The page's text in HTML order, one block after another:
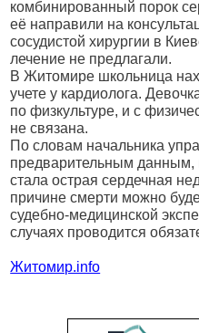
комбинированный порок
её направили на
сосудистой хирургии в
лечение не предлагали.
В Житомире школьница
учете у кардиолога.
по физкультуре, и с
не связана.
По словам начальника
предварительным данным,
стала острая сердечная
причине смерти можно
судебно-медицинской
случаях проводится
Житомир.info